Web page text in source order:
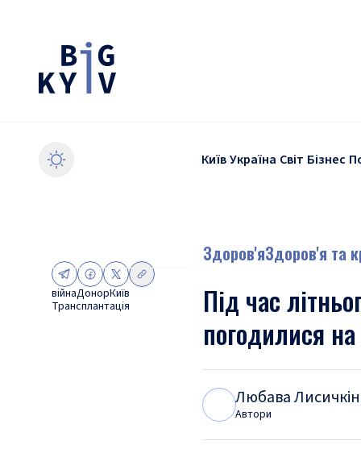
КиївУкраїна Світ Бізнес
війнаДонорКиїв
Трансплантація
Здоров'яЗдоров'я та
Під час
погодилися
Любава
Автори